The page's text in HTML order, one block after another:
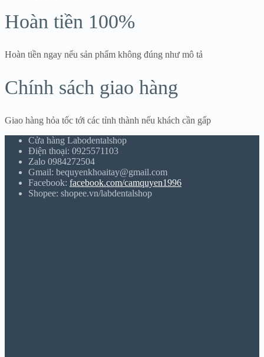
Hoàn tiền 100%
Hoàn tiền ngay nếu sản phẩm không đúng như mô tả
Chính sách giao hàng
Giao hàng hỏa tốc tới các tỉnh thành nếu khách cần gấp
Cửa hàng Labodentalshop
Điện thoại: 0925571103
Zalo 0984272504
Gmail: bequyenkhoaitay@gmail.com
Facebook: facebook.com/camquyen1996
Shopee: shopee.vn/labdentalshop